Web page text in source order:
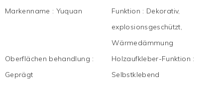
Markenname : Yuquan Funktion : Dekorativ,
explosionsgeschützt,
Wärmedämmung
Oberflächen behandlung :
Geprägt
Holzaufkleber-Funktion :
Selbstklebend